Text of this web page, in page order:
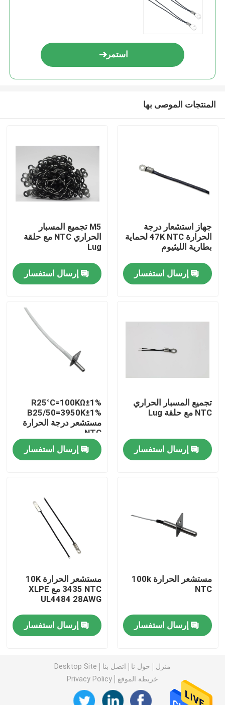
مسكن
عرض الواقع الافتراضي
معلومات عنا
مراقبة الجودة
اتصل بنا
مستشعر درجة الحرارة الطبية
مستشعر درجة حرارة السطح
مسبار الثرمستور NTC
الإسكان الثرمستور
الثرمستور حبة الزجاج
مستشعر درجة الحرارة RTD
استمر
المنتجات الموصى بها
جهاز استشعار درجة
الحرارة 47K NTC لحماية
بطارية الليثيوم
إرسال استفسار
M5 تجميع المسبار
الحراري NTC مع حلقة
Lug
إرسال استفسار
تجميع المسبار الحراري
NTC مع حلقة Lug
إرسال استفسار
R25°C=100KΩ±1%
B25/50=3950K±1%
مستشعر درجة الحرارة
NTC
إرسال استفسار
مستشعر الحرارة 100k
NTC
إرسال استفسار
مستشعر الحرارة 10K
3435 NTC مع XLPE
UL4484 28AWG
إرسال استفسار
منزل حول نا اتصل بنا
Desktop Site
خريطة الموقع
Privacy Policy